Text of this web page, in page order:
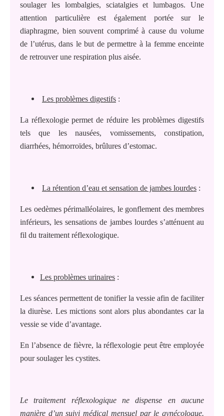
soulager les lombalgies, sciatalgies et lumbagos. Une
attention particulière est également portée sur le
diaphragme, bien souvent comprimé à cause du volume
de l’utérus, dans le but de permettre à la femme enceinte
de retrouver une respiration plus aisée.
Les problèmes digestifs :
La réflexologie permet de réduire les problèmes digestifs
tels que les nausées, vomissements, constipation,
diarrhées, hémorroïdes, brûlures d’estomac.
La rétention d’eau et sensation de jambes lourdes :
Les oedèmes périmalléolaires, le gonflement des membres
inférieurs, les sensations de jambes lourdes s’atténuent au
fil du traitement réflexologique.
Les problèmes urinaires :
Les séances permettent de tonifier la vessie afin de faciliter
la diurèse. Les mictions sont alors plus abondantes car la
vessie se vide d’avantage.
En l’absence de fièvre, la réflexologie peut être employée
pour soulager les cystites.
Le traitement réflexologique ne dispense en aucune
manière d’un suivi médical mensuel par le gynécologue.